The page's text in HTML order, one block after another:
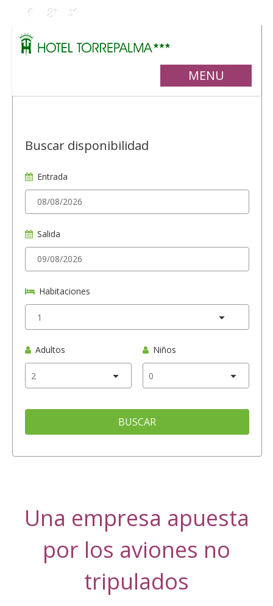
MENU
Buscar disponibilidad
Entrada
Salida
Habitaciones
Adultos Niños
BUSCAR
Una empresa apuesta
por los aviones no
tripulados